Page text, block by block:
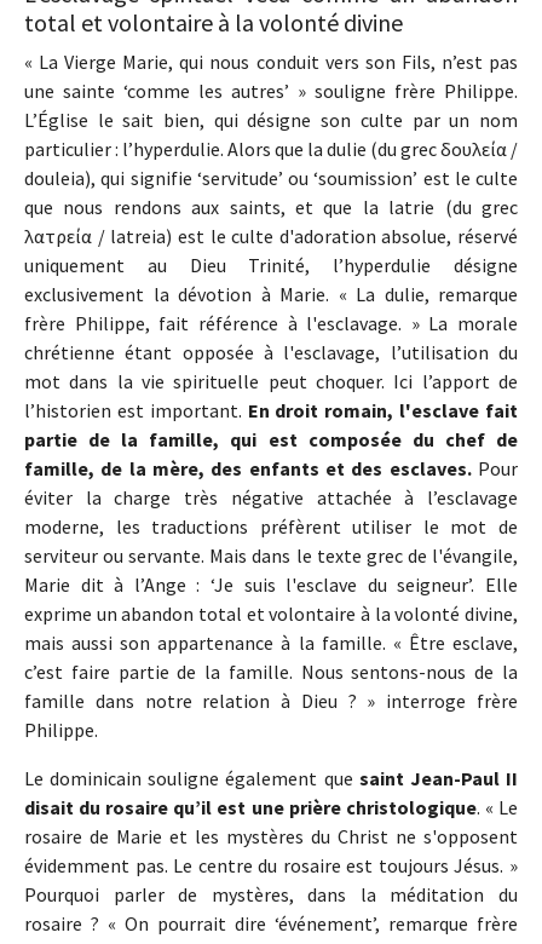
total et volontaire à la volonté divine
« La Vierge Marie, qui nous conduit vers son Fils, n’est pas
une sainte ‘comme les autres’ » souligne frère Philippe.
L’Église le sait bien, qui désigne son culte par un nom
particulier : l’hyperdulie. Alors que la dulie (du grec δουλεία /
douleia), qui signifie ‘servitude’ ou ‘soumission’ est le culte
que nous rendons aux saints, et que la latrie (du grec
λατρεία / latreia) est le culte d'adoration absolue, réservé
uniquement au Dieu Trinité, l’hyperdulie désigne
exclusivement la dévotion à Marie. « La dulie, remarque
frère Philippe, fait référence à l'esclavage. » La morale
chrétienne étant opposée à l'esclavage, l’utilisation du
mot dans la vie spirituelle peut choquer. Ici l’apport de
l’historien est important. En droit romain, l'esclave fait
partie de la famille, qui est composée du chef de
famille, de la mère, des enfants et des esclaves. Pour
éviter la charge très négative attachée à l’esclavage
moderne, les traductions préfèrent utiliser le mot de
serviteur ou servante. Mais dans le texte grec de l'évangile,
Marie dit à l’Ange : ‘Je suis l'esclave du seigneur’. Elle
exprime un abandon total et volontaire à la volonté divine,
mais aussi son appartenance à la famille. « Être esclave,
c’est faire partie de la famille. Nous sentons-nous de la
famille dans notre relation à Dieu ? » interroge frère
Philippe.
Le dominicain souligne également que saint Jean-Paul II
disait du rosaire qu’il est une prière christologique. « Le
rosaire de Marie et les mystères du Christ ne s'opposent
évidemment pas. Le centre du rosaire est toujours Jésus. »
Pourquoi parler de mystères, dans la méditation du
rosaire ? « On pourrait dire ‘événement’, remarque frère